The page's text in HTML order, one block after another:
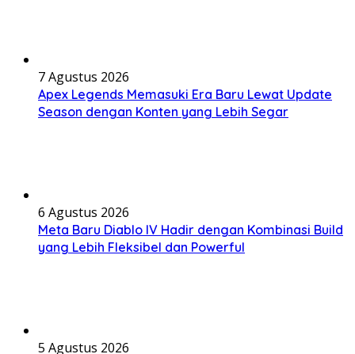
7 Agustus 2026
Apex Legends Memasuki Era Baru Lewat Update
Season dengan Konten yang Lebih Segar
6 Agustus 2026
Meta Baru Diablo IV Hadir dengan Kombinasi Build
yang Lebih Fleksibel dan Powerful
5 Agustus 2026